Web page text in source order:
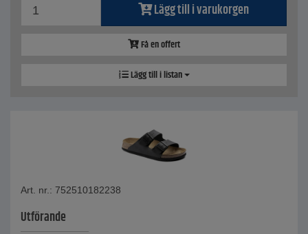
Lägg till i varukorgen
Få en offert
Lägg till i listan
Art. nr.: 752510182238
Utförande